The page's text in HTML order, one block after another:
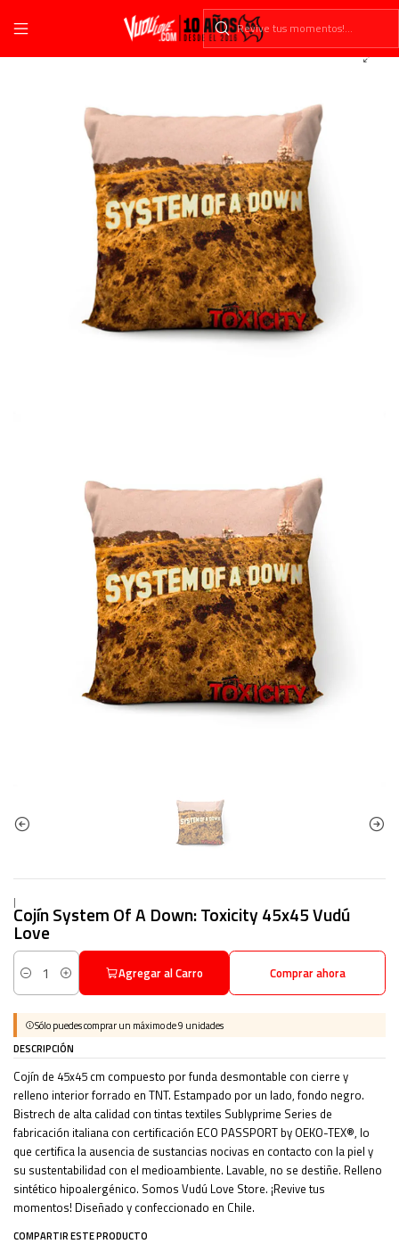
Metal Cojín System Of A Down: Toxicity 45x45 Vudú Love
|
Cojín System Of A Down: Toxicity 45x45 Vudú
Love
Cantidad Agregar al Carro Comprar ahora
Sólo puedes comprar un máximo de 9 unidades
DESCRIPCIÓN
Cojín de 45x45 cm compuesto por funda desmontable con cierre y
relleno interior forrado en TNT. Estampado por un lado, fondo negro.
Bistrech de alta calidad con tintas textiles Sublyprime Series de
fabricación italiana con certificación ECO PASSPORT by OEKO-TEX®, lo
que certifica la ausencia de sustancias nocivas en contacto con la piel y
su sustentabilidad con el medioambiente. Lavable, no se destiñe. Relleno
sintético hipoalergénico. Somos Vudú Love Store. ¡Revive tus
momentos! Diseñado y confeccionado en Chile.
COMPARTIR ESTE PRODUCTO